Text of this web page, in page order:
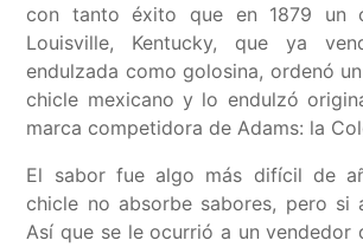
con tanto éxito que en 1879 un
Louisville, Kentucky, que ya
endulzada como golosina, ordenó
chicle mexicano y lo endulzó
marca competidora de Adams: la
El sabor fue algo más difícil de
chicle no absorbe sabores, pero si
Así que se le ocurrió a un vendedor